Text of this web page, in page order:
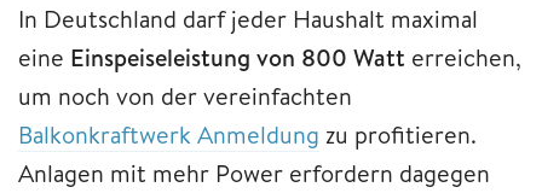
In Deutschland darf jeder Haushalt maximal
eine Einspeiseleistung von 800 Watt erreichen,
um noch von der vereinfachten
Balkonkraftwerk Anmeldung zu profitieren.
Anlagen mit mehr Power erfordern dagegen